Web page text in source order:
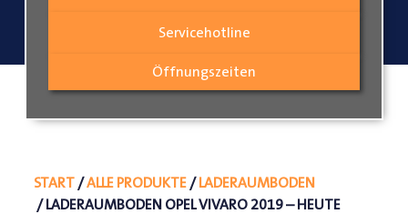
Servicehotline
Öffnungszeiten
START/ALLE PRODUKTE/LADERAUMBODEN
/ LADERAUMBODEN OPEL VIVARO 2019 – HEUTE